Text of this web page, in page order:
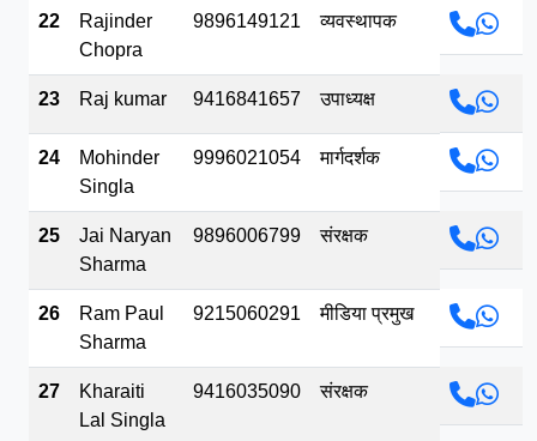
22
Rajinder
Chopra
9896149121 व्यवस्थापक
23 Raj kumar 9416841657 उपाध्यक्ष
24
Mohinder
Singla
9996021054 मार्गदर्शक
25
Jai Naryan
Sharma
9896006799 संरक्षक
26
Ram Paul
Sharma
9215060291 मीडिया प्रमुख
27
Kharaiti
Lal Singla
9416035090 संरक्षक